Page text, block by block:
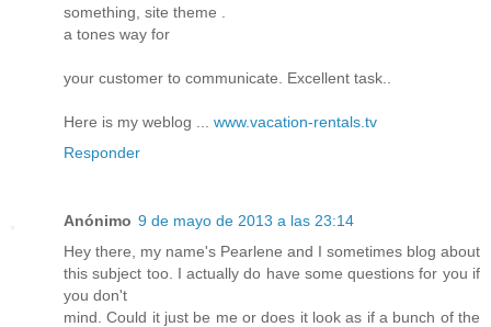
something, site theme .
a tones way for
your customer to communicate. Excellent task..
Here is my weblog ... www.vacation-rentals.tv
Responder
Anónimo 9 de mayo de 2013 a las 23:14
Heу there, my name's Pearlene and I sometimes blog about
this subject too. I actually do have some questions for you if
you don't
mind. Could it ϳuѕt be me or ԁoes it look aѕ іf а bunch οf thе